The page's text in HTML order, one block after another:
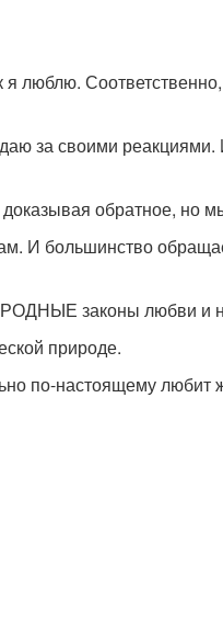
люблю.
за своими реакциями.
доказывая обратное,
И большинство
законы любви и
природе.
по-настоящему любит